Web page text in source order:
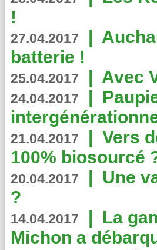
!
27.04.2017 |
batterie !
25.04.2017 | Avec
24.04.2017 |
21.04.2017 | Vers
100% biosourcé
20.04.2017 | Une
?
14.04.2017 | La
Michon a